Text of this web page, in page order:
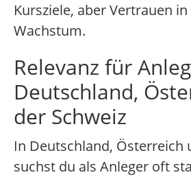
Kursziele, aber Vertrauen
Wachstum.
Relevanz für
Deutschland,
der Schweiz
In Deutschland, Österreich
suchst du als Anleger oft